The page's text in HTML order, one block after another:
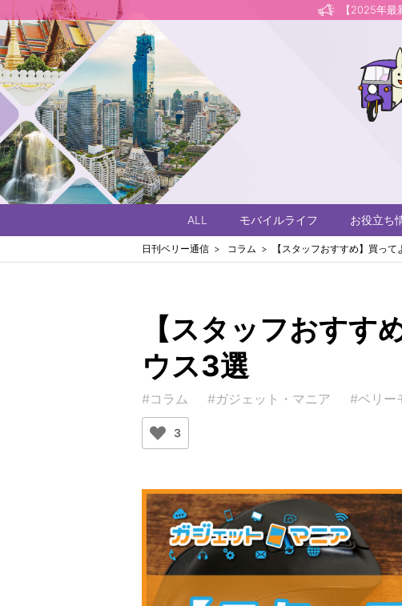
【2025年
ALL モバイルライフ お役立ち
日刊ベリー通信 コラム 【スタッフおすすめ】買っ
【スタッフおすす
ウス3選
#コラム #ガジェット・マニア #ベリー
3